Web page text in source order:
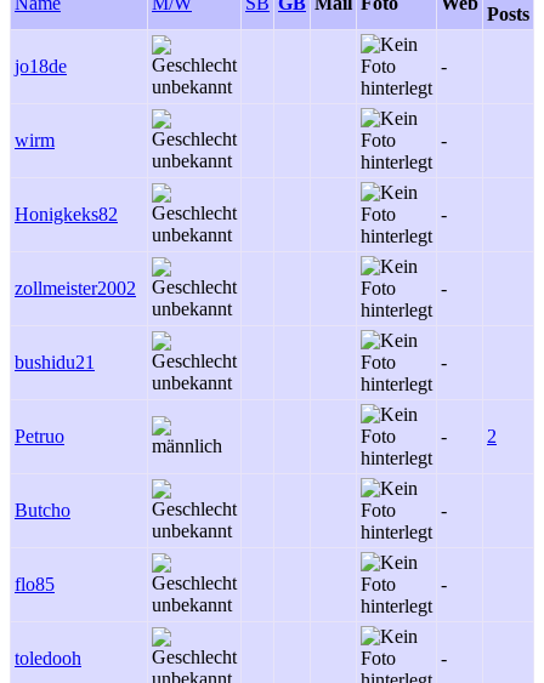
Posts
jo18de -
wirm -
Honigkeks82 -
zollmeister2002 -
bushidu21 -
Petruo - 2
Butcho -
flo85 -
toledooh -